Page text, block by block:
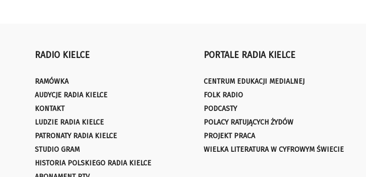
RADIO KIELCE
RAMÓWKA
AUDYCJE RADIA KIELCE
KONTAKT
LUDZIE RADIA KIELCE
PATRONATY RADIA KIELCE
STUDIO GRAM
HISTORIA POLSKIEGO RADIA KIELCE
PORTALE RADIA KIELCE
CENTRUM EDUKACJI MEDIALNEJ
FOLK RADIO
PODCASTY
POLACY RATUJĄCYCH ŻYDÓW
PROJEKT PRACA
WIELKA LITERATURA W CYFROWYM ŚWIECIE